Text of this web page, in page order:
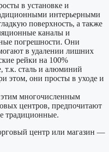
в установке и
интерьерными
поверхность, а также
каналы и
погрешности. Они
в удалении лишних
рейки на 100%
т.к. сталь и алюминий
этом, они просты в уходе и
этим многочисленным
центров, предпочитают
традиционные.
центр или магазин —